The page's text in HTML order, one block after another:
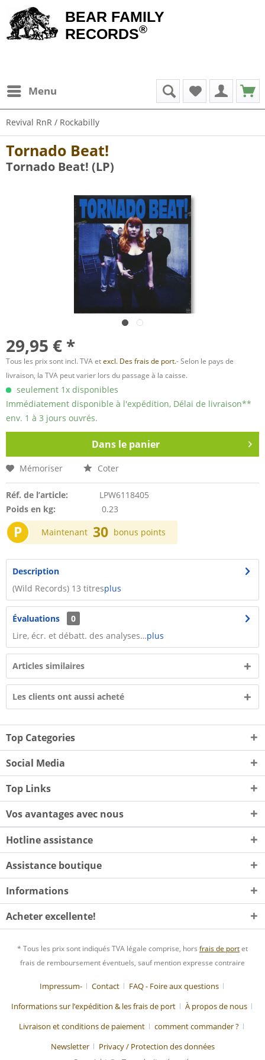
BEAR FAMILY
RECORDS®
Menu
Revival RnR / Rockabilly
Tornado Beat!
Tornado Beat! (LP)
29,95 € *
Tous les prix sont incl. TVA etexcl. Des frais de port.- Selon le pays de
livraison, la TVA peut varier lors du passage à la caisse.
seulement 1x disponibles
Immédiatement disponible à l'expédition, Délai de livraison**
env. 1 à 3 jours ouvrés.
Dans le panier
Mémoriser Coter
Réf. de l’article:
LPW6118405
Poids en kg:
0.23
P Maintenant 30 bonus points
Description
(Wild Records) 13 titresplus
Évaluations
0
Lire, écr. et débatt. des analyses…plus
Articles similaires
Les clients ont aussi acheté
Top Categories
Social Media
Top Links
Vos avantages avec nous
Hotline assistance
Assistance boutique
Informations
Acheter excellente!
* Tous les prix sont indiqués TVA légale comprise, hors frais de portet
frais de remboursement éventuels, sauf mention expresse contraire
Impressum- Contact
FAQ - Foire aux questions
Informations sur l’expédition & les frais de port
À propos de nous
Livraison et conditions de paiement
comment commander ?
Newsletter
Privacy / Protection des données